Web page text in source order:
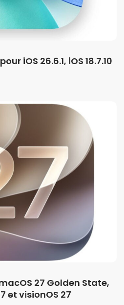
iOS 26.6.1, iOS 18.7.10
27 Golden State,
et visionOS 27